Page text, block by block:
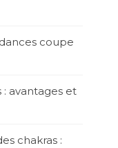
coupe
avantages et
chakras :